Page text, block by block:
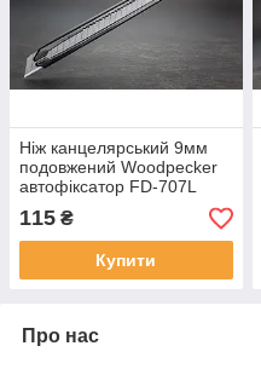
Ніж канцелярський 9мм
подовжений Woodpecker
автофіксатор FD-707L
115 ₴
Купити
Про нас